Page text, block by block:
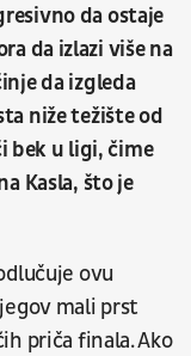
da ostaje
da izlazi više na
da izgleda
niže težište od
bek u ligi, čime
Kasla, što je
ovu
mali prst
priča finala. Ako